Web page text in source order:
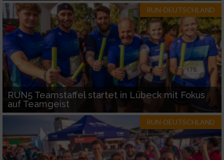
RUN-DEUTSCHLAND
RUN5 Teamstaffel startet in Lübeck mit Fokus
auf Teamgeist
RUN-DEUTSCHLAND